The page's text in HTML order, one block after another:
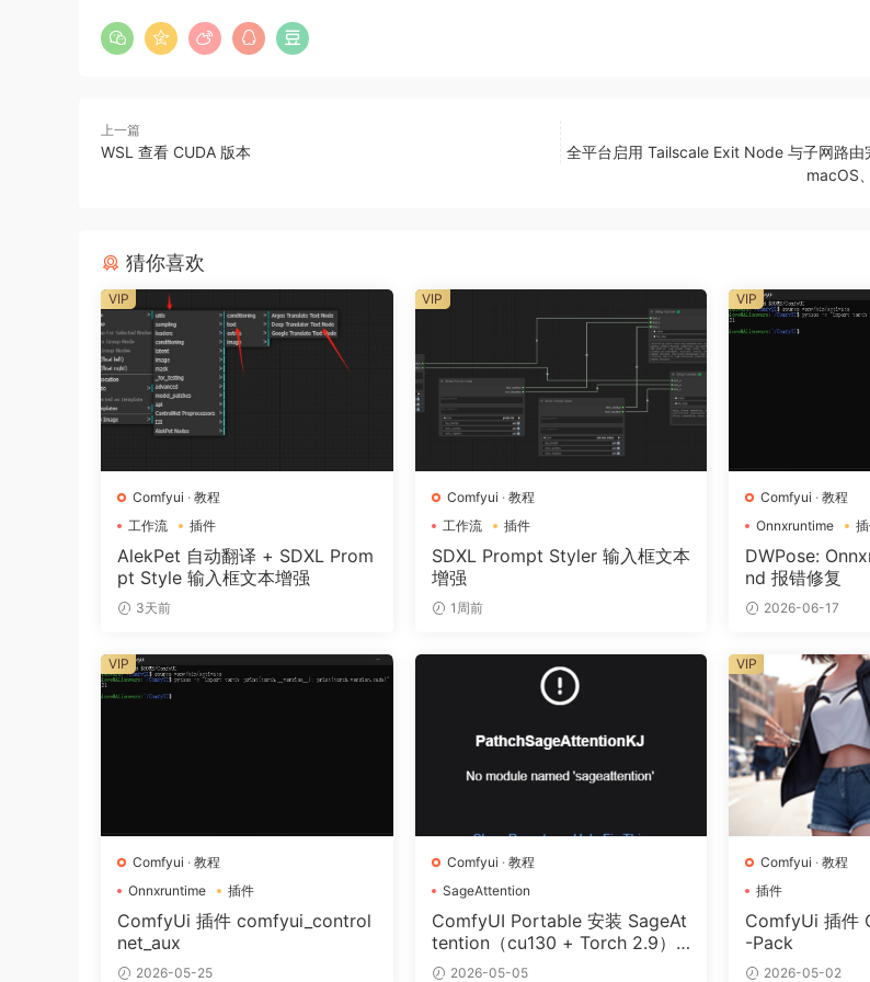
上一篇
WSL 查看 CUDA 版本
全平台启用 Tailscale Exit Node 与子网路由
macOS
猜你喜欢
Comfyui · 教程
工作流
插件
AlekPet 自动翻译 + SDXL Prom
pt Style 输入框文本增强
3天前
VIP
Comfyui · 教程
工作流
插件
SDXL Prompt Styler 输入框文本
增强
1周前
VIP
Comfyui ·教程
Onnxruntime
DWPose:
nd 报错修复
2026-06-17
VIP
Comfyui · 教程
Onnxruntime
插件
ComfyUi 插件 comfyui_control
net_aux
2026-05-25
VIP
Comfyui · 教程
SageAttention
ComfyUI Portable 安装 SageAt
tention（cu130 + Torch 2.9）
完整教程【修复 Triton 报错版】
2026-05-05
Comfyui ·教程
插件
ComfyUi 插件
-Pack
2026-05-02
VIP